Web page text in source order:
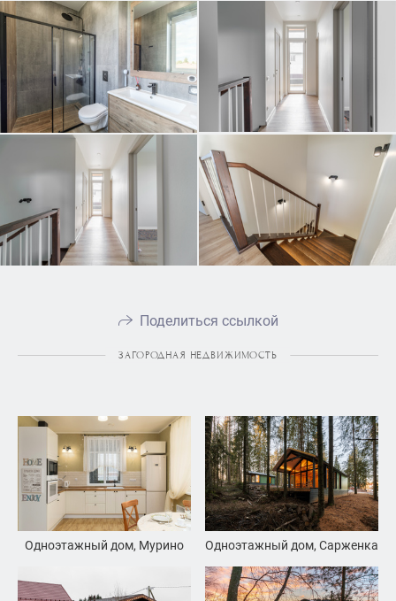
Поделиться ссылкой
ЗАГОРОДНАЯ НЕДВИЖИМОСТЬ
Одноэтажный дом, Мурино Одноэтажный дом, Сарженка